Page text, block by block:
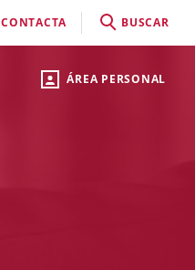
ÁREA PERSONAL
CONTACTA BUSCAR